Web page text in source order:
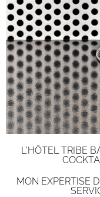
L'HÔTEL TRIBE
MON EXPERTISE